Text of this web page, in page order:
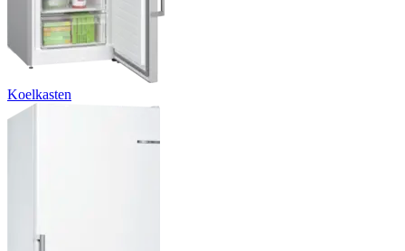
Koelkasten